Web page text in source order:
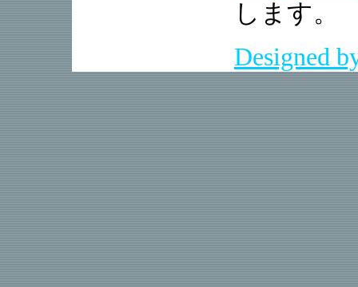
します。
Designed